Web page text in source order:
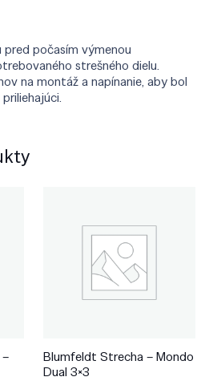
počasím výmenou
strešného dielu.
na montáž a napínanie, aby bol
Blumfeldt Strecha – Mondo
Dual 3×3